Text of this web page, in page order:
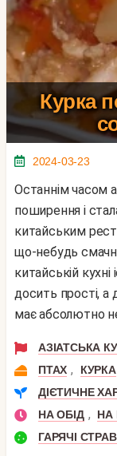
Курка
2024-03-23
Останнім часом азіатська кухня одержала широке
поширення і
китайським
що-небудь
китайській кухні
досить прості, а
має абсолютно
АЗІАТСЬКА
ПТАХ ,
КУРКА
ДІЄТИЧНЕ
НА ОБІД , НА
ГАРЯЧІ